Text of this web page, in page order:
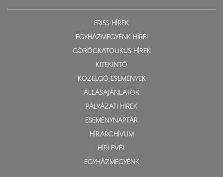
FRISS HÍREK
EGYHÁZMEGYÉNK HÍREI
GÖRÖGKATOLIKUS HÍREK
KITEKINTŐ
KÖZELGŐ ESEMÉNYEK
ÁLLÁSAJÁNLATOK
PÁLYÁZATI HÍREK
ESEMÉNYNAPTÁR
HÍRARCHÍVUM
HÍRLEVÉL
EGYHÁZMEGYÉNK